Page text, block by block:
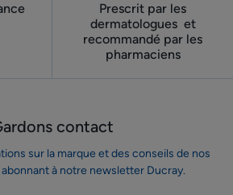
Prescrit par les
dermatologues ​ et
recommandé par les
pharmaciens
contact
sur la marque et des conseils de nos
à notre newsletter Ducray.